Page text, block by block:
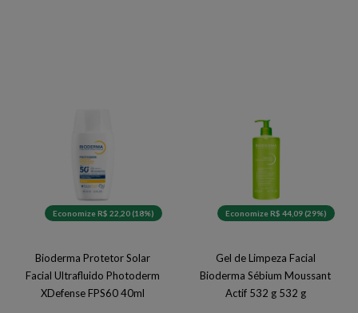
Economize R$ 22,20 (18%)
Bioderma Protetor Solar
Facial Ultrafluido Photoderm
XDefense FPS60 40ml
Economize R$ 44,09 (29%)
Gel de Limpeza Facial
Bioderma Sébium Moussant
Actif 532 g 532 g